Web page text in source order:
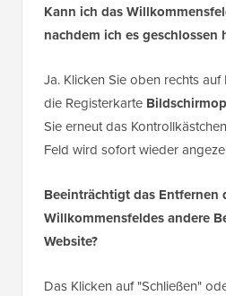
Kann ich das
nachdem ich es geschlossen
Ja. Klicken Sie oben rechts
die Registerkarte
Sie erneut das Kontrollkästchen
Feld wird sofort wieder
Beeinträchtigt das Entfernen
Willkommensfeldes andere
Website?
Das Klicken auf "Schließen"